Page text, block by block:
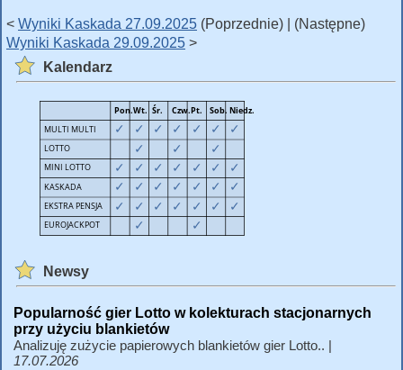
< Wyniki Kaskada 27.09.2025 (Poprzednie) | (Następne)
Wyniki Kaskada 29.09.2025 >
Kalendarz
Newsy
Popularność gier Lotto w kolekturach stacjonarnych
przy użyciu blankietów
Analizuję zużycie papierowych blankietów gier Lotto.. |
17.07.2026